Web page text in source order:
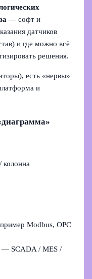
— софт и
датчиков
и где можно всё
решения.
есть «нервы»
и
колонна
Modbus, OPC
— SCADA / MES /